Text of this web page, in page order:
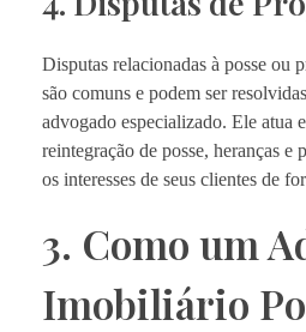
Disputas relacionadas à posse ou
são comuns e podem ser
advogado especializado. Ele atua
reintegração de posse, heranças e
os interesses de seus clientes de
3. Como um
Imobiliário